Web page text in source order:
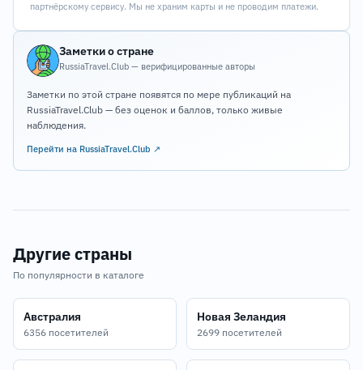
партнёрскому сервису. Мы не храним карты и не проводим платежи.
Заметки о стране
RussiaTravel.Club — верифицированные авторы
Заметки по этой стране появятся по мере публикаций на
RussiaTravel.Club — без оценок и баллов, только живые
наблюдения.
Перейти на RussiaTravel.Club ↗
Другие страны
По популярности в каталоге
Австралия
6356 посетителей
Новая Зеландия
2699 посетителей